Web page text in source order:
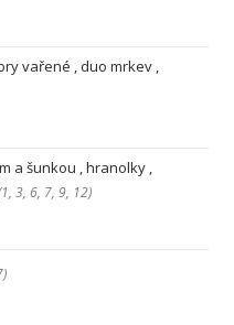
vařené , duo mrkev ,
a šunkou , hranolky ,
1, 3, 6, 7, 9, 12)
)